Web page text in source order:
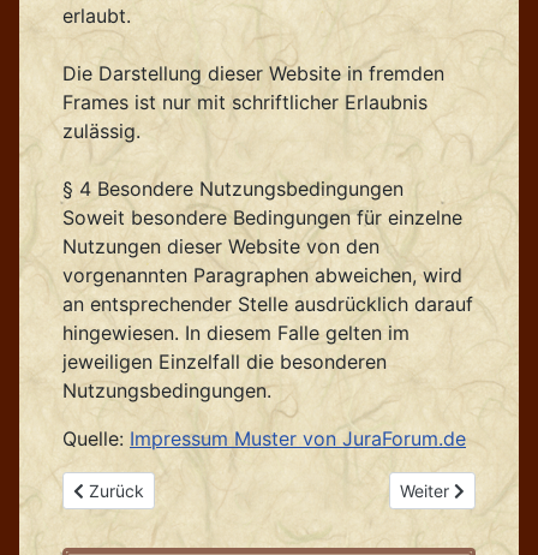
erlaubt.
Die Darstellung dieser Website in fremden
Frames ist nur mit schriftlicher Erlaubnis
zulässig.
§ 4 Besondere Nutzungsbedingungen
Soweit besondere Bedingungen für einzelne
Nutzungen dieser Website von den
vorgenannten Paragraphen abweichen, wird
an entsprechender Stelle ausdrücklich darauf
hingewiesen. In diesem Falle gelten im
jeweiligen Einzelfall die besonderen
Nutzungsbedingungen.
Quelle: Impressum Muster von JuraForum.de
Vorheriger Beitrag: Informationen für Veranstalter
Zurück Nächster
Weiter